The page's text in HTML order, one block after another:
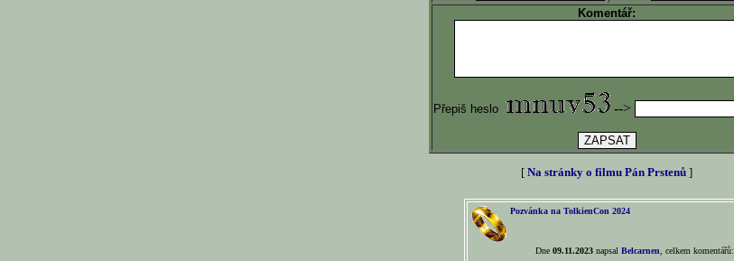
Komentář:
Přepiš heslo -->
[ Na stránky o filmu Pán Prstenů ]
Pozvánka na TolkienCon 2024
Dne 09.11.2023napsal Belcarnen , celkem komentářů: